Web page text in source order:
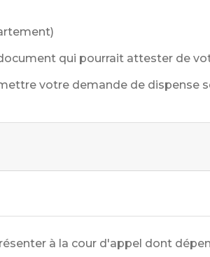
qui pourrait attester de
votre demande de dispense
à la cour d'appel dont